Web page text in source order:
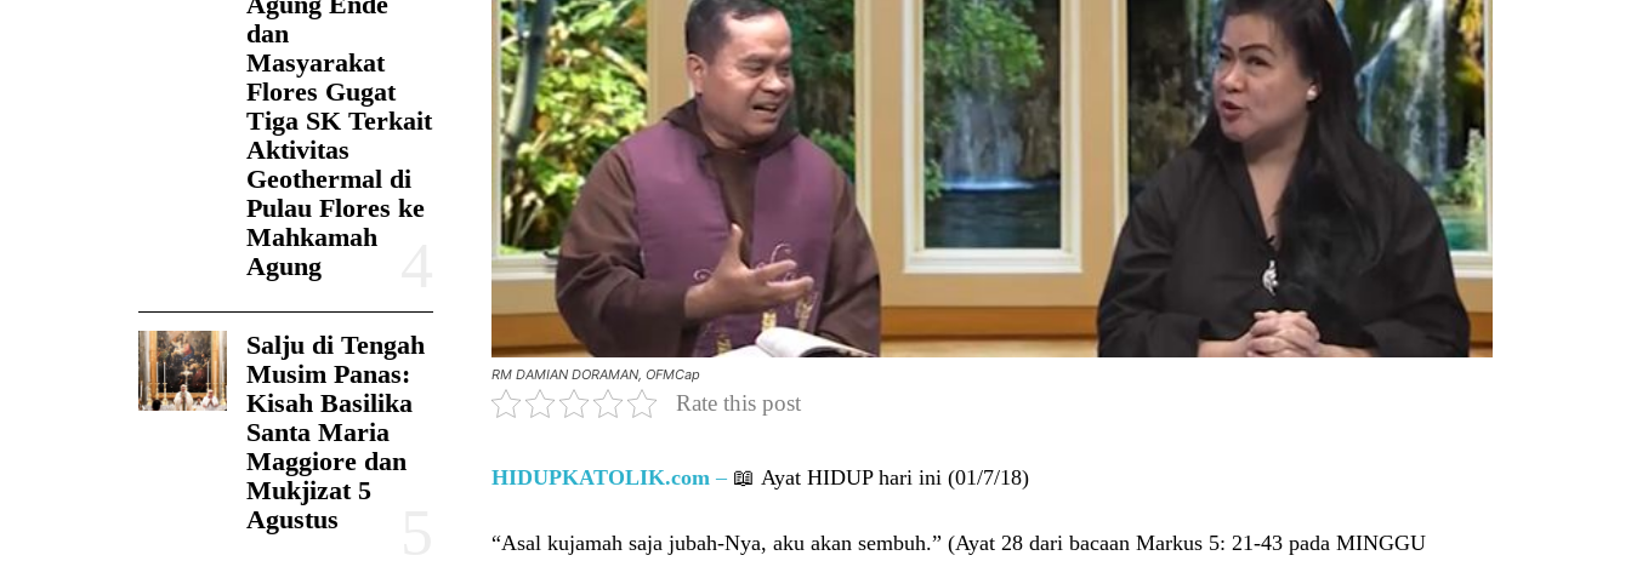
dan
Masyarakat
Flores Gugat
Tiga SK Terkait
Aktivitas
Geothermal di
Pulau Flores ke
Mahkamah
Agung
Salju di Tengah
Musim Panas:
Kisah Basilika
Santa Maria
Maggiore dan
Mukjizat 5
Agustus
RM DAMIAN DORAMAN, OFMCap
Rate this post
HIDUPKATOLIK.com – 📖 Ayat HIDUP hari ini (01/7/18)
“Asal kujamah saja jubah-Nya, aku akan sembuh.” (Ayat 28 dari bacaan Markus 5: 21-43 pada MINGGU